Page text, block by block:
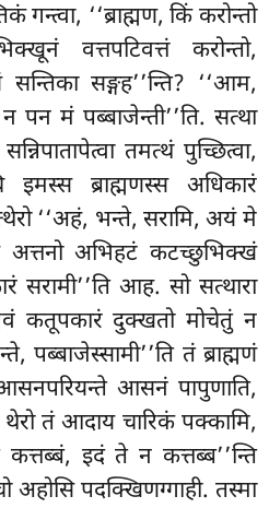
गन्त्वा, ‘‘ब्राह्मण, किं करोन्तो
वत्तपटिवत्तं करोन्तो,
सङ्गह’’न्ति? ‘‘आम,
पन मं पब्बाजेन्ती’’ति. सत्था
तमत्थं पुच्छित्वा,
इमस्स ब्राह्मणस्स अधिकारं
‘‘अहं, भन्ते, सरामि, अयं मे
अत्तनो अभिहटं कटच्छुभिक्खं
सरामी’’ति आह. सो सत्थारा
कतूपकारं दुक्खतो मोचेतुं न
पब्बाजेस्सामी’’ति तं ब्राह्मणं
आसनं पापुणाति,
थेरो तं आदाय चारिकं पक्कामि,
इदं ते न कत्तब्ब’’न्ति
पदक्खिणग्गाही. तस्मा